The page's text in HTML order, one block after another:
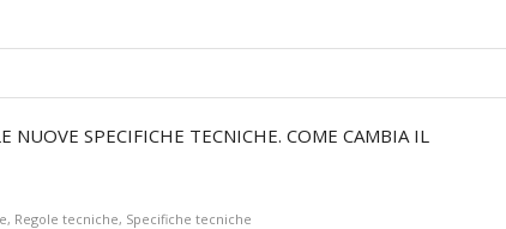
NUOVE SPECIFICHE TECNICHE. COME CAMBIA IL
, Regole tecniche, Specifiche tecniche